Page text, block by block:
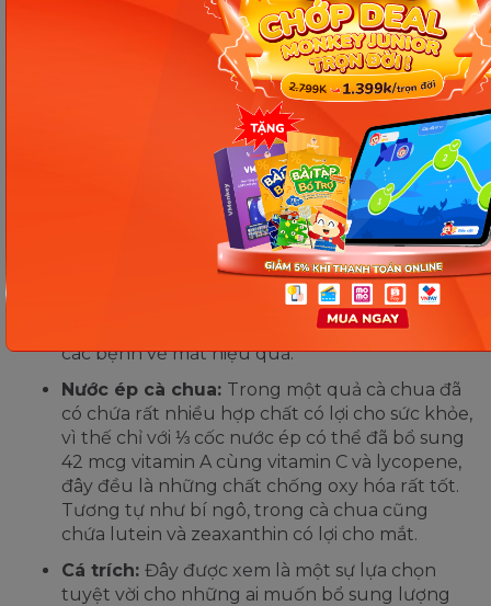
chất xơ. Không những thế, lượng vitamin A
trong quả mơ cũng rất dồi dào, tương đương 1
quả sẽ chứa 63 mcg vitamin A. Tuy vậy, chúng
ta cũng nên sử dụng chúng với một liều lượng
thích hợp vì trong mơ khô chứa rất nhiều
Là một món ăn phổ biến và rất
giàu vitamin A, theo nghiên cứu chỉ với một
miếng bánh bí ngô cung cấp 488 mcg vitamin
A cho cơ thể. Ngoài ra, bí ngô còn chứa nguồn
chất chống oxy hóa, bao gồm: Vitamin C, lutein,
zeaxanthin. Bởi những thực phẩm chứa chất
này thường giúp cơ thể bảo vệ thị lực và ngừa
các bệnh về mắt hiệu quả.
Nước ép cà chua: Trong một quả cà chua đã
có chứa rất nhiều hợp chất có lợi cho sức khỏe,
vì thế chỉ với ⅓ cốc nước ép có thể đã bổ sung
42 mcg vitamin A cùng vitamin C và lycopene,
đây đều là những chất chống oxy hóa rất tốt.
Tương tự như bí ngô, trong cà chua cũng
chứa lutein và zeaxanthin có lợi cho mắt.
Cá trích: Đây được xem là một sự lựa chọn
tuyệt vời cho những ai muốn bổ sung lượng